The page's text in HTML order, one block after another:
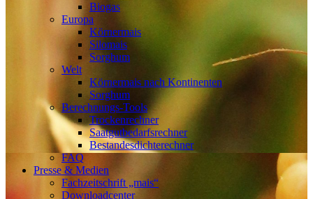
Biogas
Europa
Körnermais
Silomais
Sorghum
Welt
Körnermais nach Kontinenten
Sorghum
Berechnungs-Tools
Trockenrechner
Saatgutbedarfsrechner
Bestandesdichterechner
FAQ
Presse & Medien
Fachzeitschrift „mais“
Downloadcenter